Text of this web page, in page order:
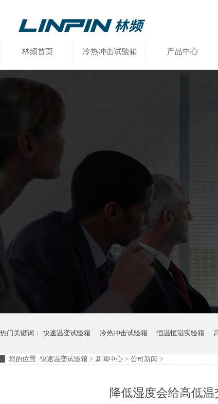
林频首页 冷热冲击试验箱 产品中心
热门关键词：快速温变试验箱 冷热冲击试验箱 恒温恒湿实验箱
您的位置:快速温变试验箱 > 新闻中心 > 公司新闻 >
降低湿度会给高低